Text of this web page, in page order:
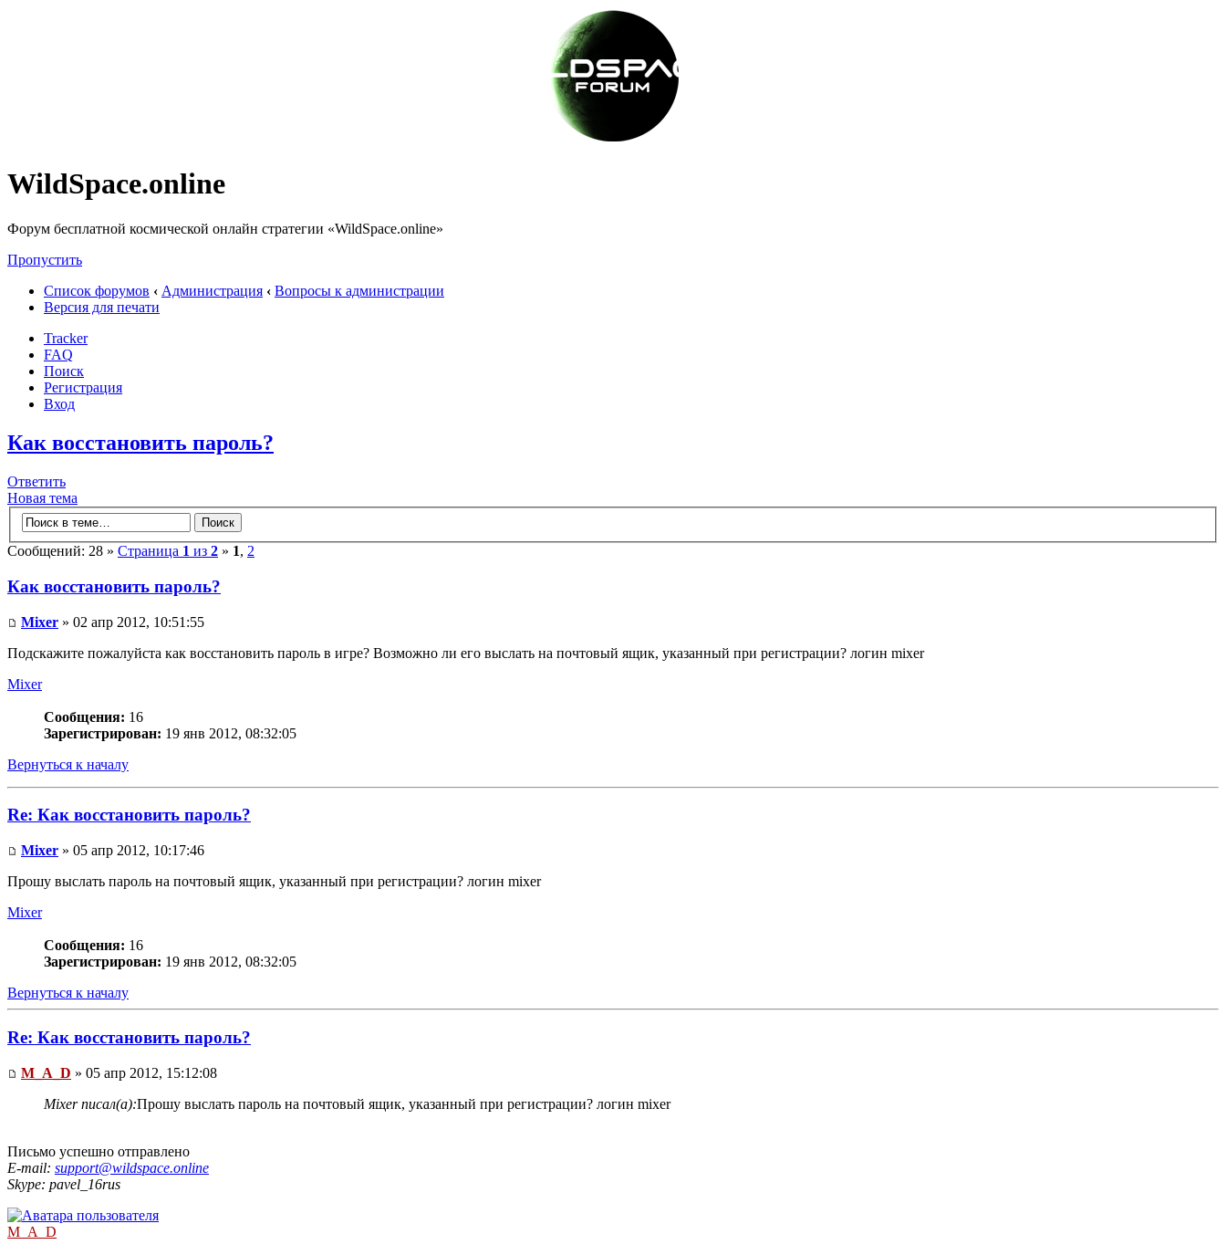
WildSpace.online
Форум бесплатной космической онлайн стратегии «WildSpace.online»
Пропустить
Список форумов ‹ Администрация ‹ Вопросы к администрации
Версия для печати
Tracker
FAQ
Поиск
Регистрация
Вход
Как восстановить пароль?
Ответить
Новая тема
Сообщений: 28 » Страница 1 из 2 » 1, 2
Как восстановить пароль?
Mixer » 02 апр 2012, 10:51:55
Подскажите пожалуйста как восстановить пароль в игре? Возможно ли его выслать на почтовый ящик, указанный при регистрации? логин mixer
Mixer
Сообщения: 16
Зарегистрирован: 19 янв 2012, 08:32:05
Вернуться к началу
Re: Как восстановить пароль?
Mixer » 05 апр 2012, 10:17:46
Прошу выслать пароль на почтовый ящик, указанный при регистрации? логин mixer
Mixer
Сообщения: 16
Зарегистрирован: 19 янв 2012, 08:32:05
Вернуться к началу
Re: Как восстановить пароль?
M_A_D » 05 апр 2012, 15:12:08
Mixer писал(а):Прошу выслать пароль на почтовый ящик, указанный при регистрации? логин mixer
Письмо успешно отправлено
E-mail: support@wildspace.online
Skype: pavel_16rus
M_A_D